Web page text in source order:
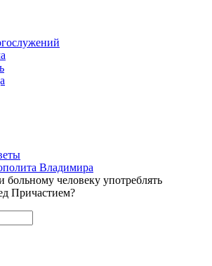
Владимира
больному человеку употреблять
Причастием?